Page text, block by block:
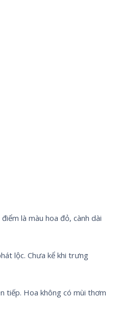
là màu hoa đỏ, cành dài
lộc. Chưa kể khi trưng
tiếp. Hoa không có mùi thơm